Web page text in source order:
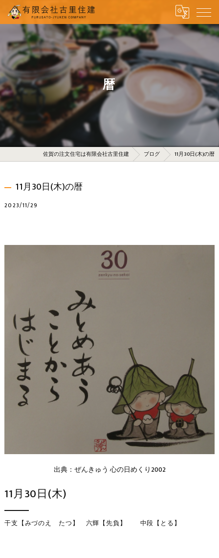
暦
佐賀の注文住宅は有限会社古里住建 ブログ 11月30日(木)の暦
11月30日(木)の暦
2023/11/29
出典：ぜんきゅう 心の日めくり2002
11月30日(木)
干支【みづのえ たつ】 六輝【先負】 中段【とる】